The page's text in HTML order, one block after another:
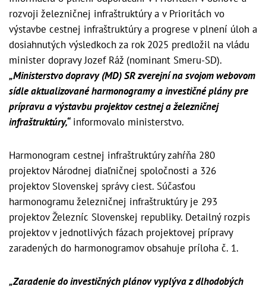
rozvoji železničnej infraštruktúry a v Prioritách vo
výstavbe cestnej infraštruktúry a progrese v plnení úloh a
dosiahnutých výsledkoch za rok 2025 predložil na vládu
minister dopravy Jozef Ráž (nominant Smeru-SD).
„Ministerstvo dopravy (MD) SR zverejní na svojom webovom
sídle aktualizované harmonogramy a investičné plány pre
prípravu a výstavbu projektov cestnej a železničnej
infraštruktúry,“informovalo ministerstvo.
Harmonogram cestnej infraštruktúry zahŕňa 280
projektov Národnej diaľničnej spoločnosti a 326
projektov Slovenskej správy ciest. Súčasťou
harmonogramu železničnej infraštruktúry je 293
projektov Železníc Slovenskej republiky. Detailný rozpis
projektov v jednotlivých fázach projektovej prípravy
zaradených do harmonogramov obsahuje príloha č. 1.
„Zaradenie do investičných plánov vyplýva z dlhodobých